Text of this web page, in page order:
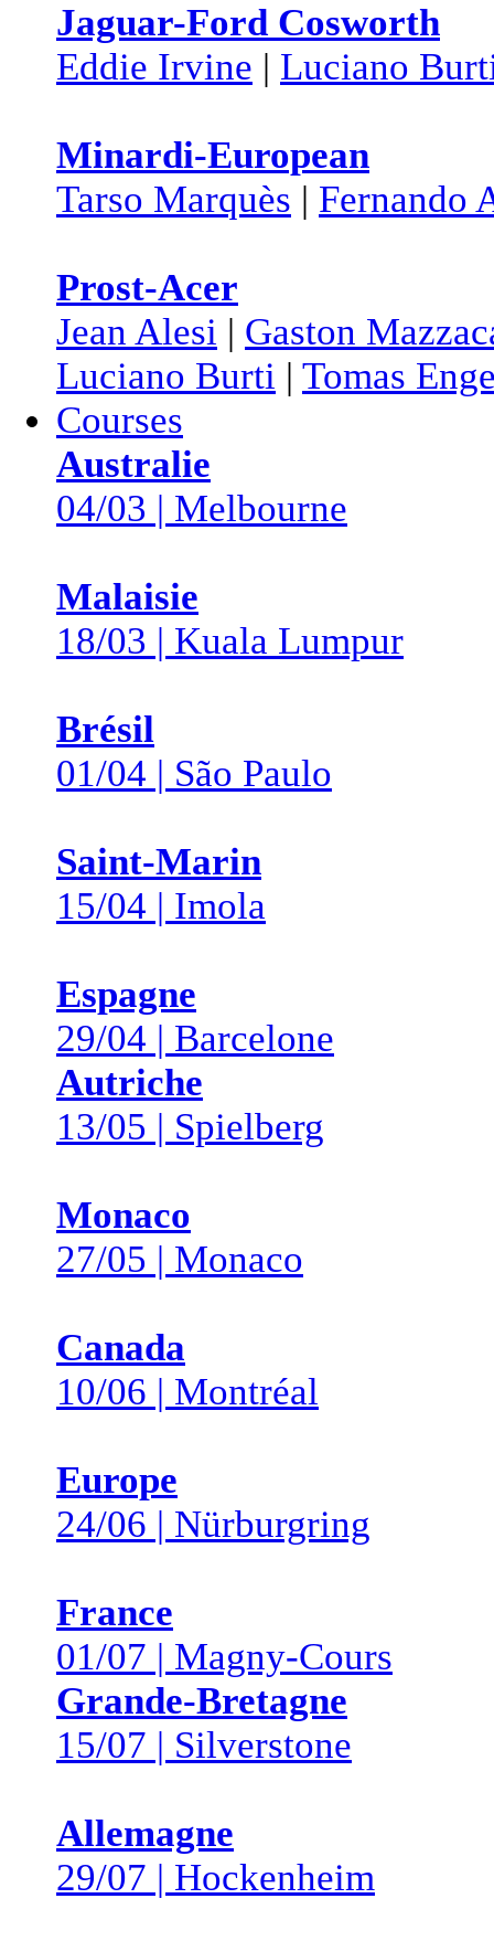
Jaguar-Ford Cosworth
Eddie Irvine | Luciano
Minardi-European
Tarso Marquès | Fernando
Prost-Acer
Jean Alesi | Gaston
Luciano Burti | Tomas
Courses
Australie
04/03 | Melbourne
Malaisie
18/03 | Kuala Lumpur
Brésil
01/04 | São Paulo
Saint-Marin
15/04 | Imola
Espagne
29/04 | Barcelone
Autriche
13/05 | Spielberg
Monaco
27/05 | Monaco
Canada
10/06 | Montréal
Europe
24/06 | Nürburgring
France
01/07 | Magny-Cours
Grande-Bretagne
15/07 | Silverstone
Allemagne
29/07 | Hockenheim